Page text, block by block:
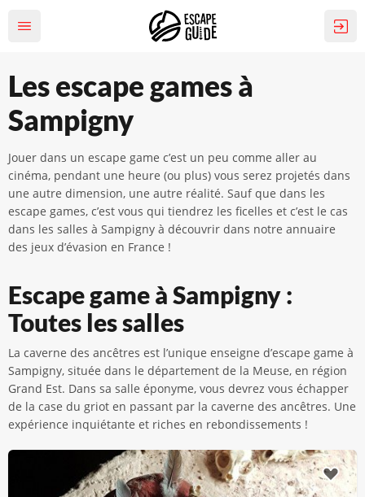
Les escape games à
Sampigny
Jouer dans un escape game c’est un peu comme aller au
cinéma, pendant une heure (ou plus) vous serez projetés dans
une autre dimension, une autre réalité. Sauf que dans les
escape games, c’est vous qui tiendrez les ficelles et c’est le cas
dans les salles à Sampigny à découvrir dans notre annuaire
des jeux d’évasion en France !
Escape game à Sampigny :
Toutes les salles
La caverne des ancêtres est l’unique enseigne d’escape game à
Sampigny, située dans le département de la Meuse, en région
Grand Est. Dans sa salle éponyme, vous devrez vous échapper
de la case du griot en passant par la caverne des ancêtres. Une
expérience inquiétante et riches en rebondissements !